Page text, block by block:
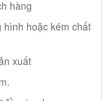
hàng
hình hoặc kém chất
xuất